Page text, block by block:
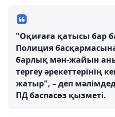
"Оқиғаға қатысы бар
Полиция басқармасына
барлық мән-жайын
тергеу әрекеттерінің
жатыр", – деп
ПД баспасөз қызметі.